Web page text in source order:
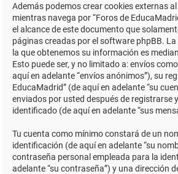
Además podemos crear cookies externas
mientras navega por “Foros de
el alcance de este documento que
páginas creadas por el software phpBB.
la que obtenemos su información es
Esto puede ser, y no limitado a: envíos
aquí en adelante “envíos anónimos”), su
EducaMadrid” (de aquí en adelante “su
enviados por usted después de registrarse
identificado (de aquí en adelante “sus
Tu cuenta como mínimo constará de un
identificación (de aquí en adelante “su
contraseña personal empleada para la
adelante “su contraseña”) y una dirección